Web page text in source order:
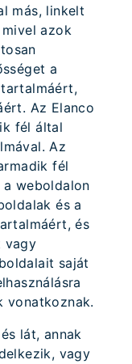
más, linkelt
azok
a
Az Elanco
fél által
Az
fél
weboldalon
és a
és
vagy
saját
vonatkoznak.
lát, annak
vagy